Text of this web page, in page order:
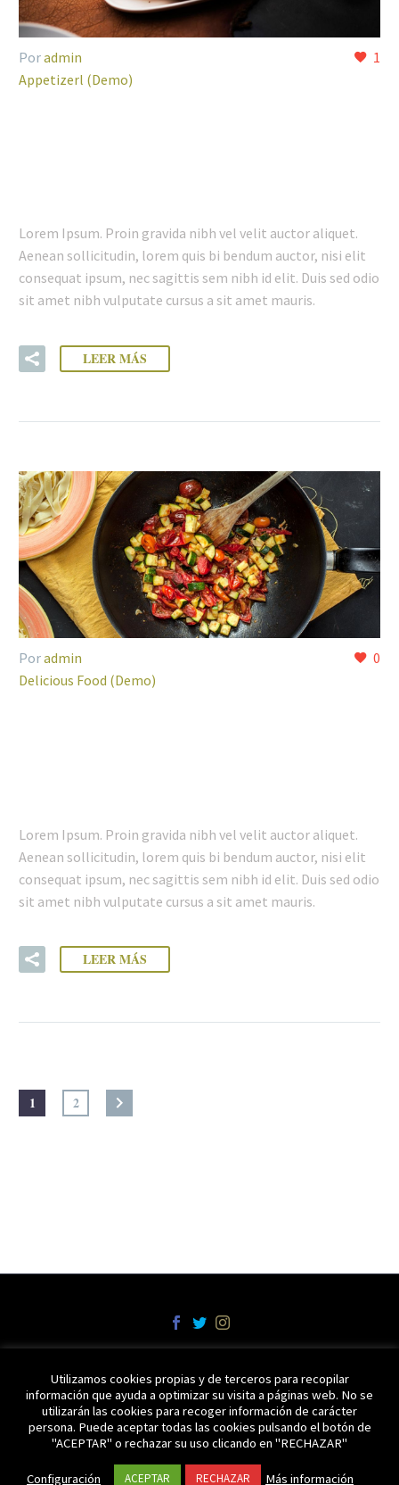
1
Poradmin
Appetizerl (Demo)
Lorem Ipsum. Proin gravida nibh vel velit auctor aliquet.
Aenean sollicitudin, lorem quis bi bendum auctor, nisi elit
consequat ipsum, nec sagittis sem nibh id elit. Duis sed odio
sit amet nibh vulputate cursus a sit amet mauris.
LEER MÁS
0
Poradmin
Delicious Food (Demo)
Lorem Ipsum. Proin gravida nibh vel velit auctor aliquet.
Aenean sollicitudin, lorem quis bi bendum auctor, nisi elit
consequat ipsum, nec sagittis sem nibh id elit. Duis sed odio
sit amet nibh vulputate cursus a sit amet mauris.
LEER MÁS
1 2
Política de Cookies
Política de Privacidad y Aviso Legal
Trabaja con nosotros
Contacto
Tapería Ajonegro 2020 © Todos los derechos reservados.
Utilizamos cookies propias y de terceros para recopilar
información que ayuda a optimizar su visita a páginas web. No se
utilizarán las cookies para recoger información de carácter
persona. Puede aceptar todas las cookies pulsando el botón de
"ACEPTAR" o rechazar su uso clicando en "RECHAZAR"
Configuración ACEPTAR RECHAZAR Más información